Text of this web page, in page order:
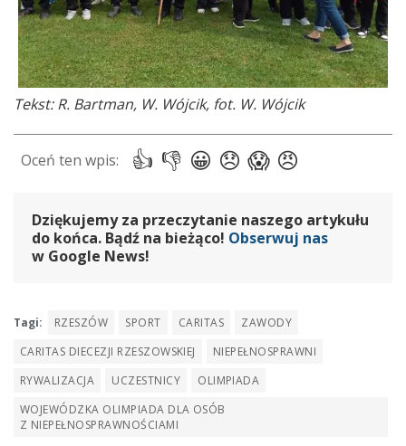
Tekst: R. Bartman, W. Wójcik, fot. W. Wójcik
Dziękujemy za przeczytanie naszego artykułu
do końca. Bądź na bieżąco! Obserwuj nas
w Google News!
Tagi: RZESZÓW SPORT CARITAS
ZAWODY
CARITAS DIECEZJI RZESZOWSKIEJ
NIEPEŁNOSPRAWNI
RYWALIZACJA
UCZESTNICY
OLIMPIADA
WOJEWÓDZKA OLIMPIADA DLA OSÓB
Z NIEPEŁNOSPRAWNOŚCIAMI